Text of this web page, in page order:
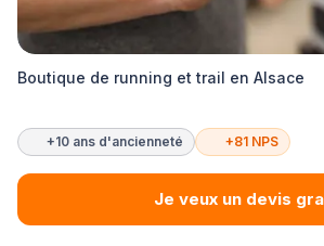
Boutique de running et trail en Alsace
+10 ans d'ancienneté +81 NPS
Je veux un devis